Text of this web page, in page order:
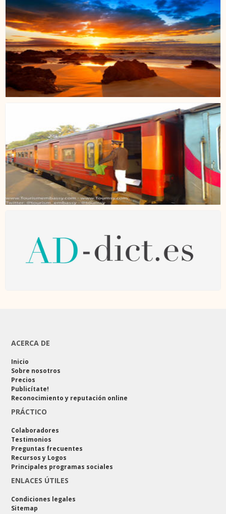
ACERCA DE
Inicio
Sobre nosotros
Precios
Publicítate!
Reconocimiento y reputación online
PRÁCTICO
Colaboradores
Testimonios
Preguntas frecuentes
Recursos y Logos
Principales programas sociales
ENLACES ÚTILES
Condiciones legales
Sitemap